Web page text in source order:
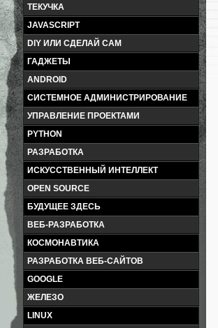
ТЕКУЧКА
JAVASCRIPT
DIY ИЛИ СДЕЛАЙ САМ
ГАДЖЕТЫ
ANDROID
СИСТЕМНОЕ АДМИНИСТРИРОВАНИЕ
УПРАВЛЕНИЕ ПРОЕКТАМИ
PYTHON
РАЗРАБОТКА
ИСКУССТВЕННЫЙ ИНТЕЛЛЕКТ
OPEN SOURCE
БУДУЩЕЕ ЗДЕСЬ
ВЕБ-РАЗРАБОТКА
КОСМОНАВТИКА
РАЗРАБОТКА ВЕБ-САЙТОВ
GOOGLE
ЖЕЛЕЗО
LINUX